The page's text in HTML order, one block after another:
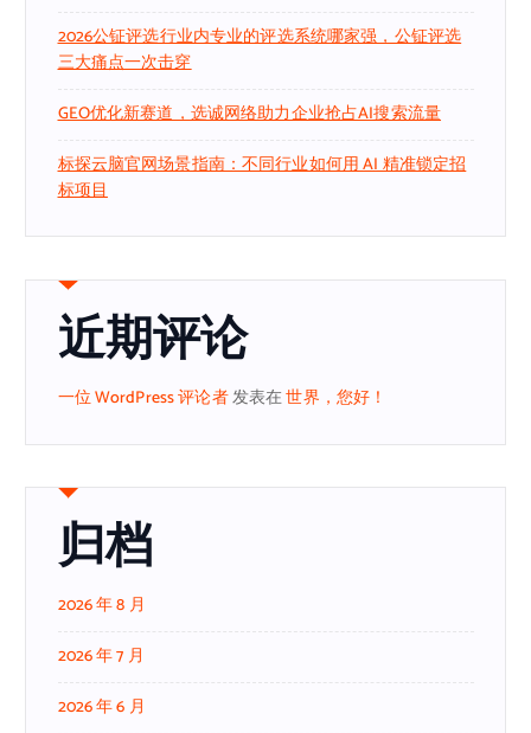
2026公钲评选行业内专业的评选系统哪家强，公钲评选
三大痛点一次击穿
GEO优化新赛道，选诚网络助力企业抢占AI搜索流量
标探云脑官网场景指南：不同行业如何用 AI 精准锁定招
标项目
近期评论
一位 WordPress 评论者发表在世界，您好！
归档
2026 年 8 月
2026 年 7 月
2026 年 6 月